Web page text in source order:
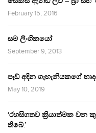
February 15, 2016
සම ලිංගිකයෝ
September 9, 2013
පෑඩ් අඳින ගැහැනියකගේ
May 10, 2019
‘රහසිගතව ක්‍රියාත්මක වන
තිබේ.’